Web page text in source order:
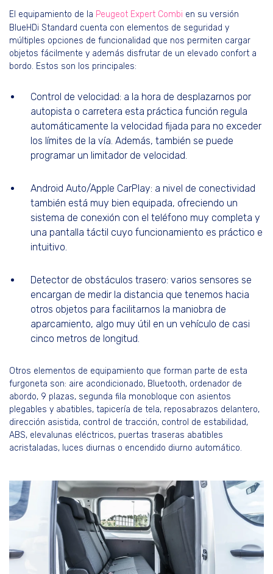
El equipamiento de la Peugeot Expert Combi en su versión
BlueHDi Standard cuenta con elementos de seguridad y
múltiples opciones de funcionalidad que nos permiten cargar
objetos fácilmente y además disfrutar de un elevado confort a
bordo. Estos son los principales:
Control de velocidad: a la hora de desplazarnos por
autopista o carretera esta práctica función regula
automáticamente la velocidad fijada para no exceder
los límites de la vía. Además, también se puede
programar un limitador de velocidad.
Android Auto/Apple CarPlay: a nivel de conectividad
también está muy bien equipada, ofreciendo un
sistema de conexión con el teléfono muy completa y
una pantalla táctil cuyo funcionamiento es práctico e
intuitivo.
Detector de obstáculos trasero: varios sensores se
encargan de medir la distancia que tenemos hacia
otros objetos para facilitarnos la maniobra de
aparcamiento, algo muy útil en un vehículo de casi
cinco metros de longitud.
Otros elementos de equipamiento que forman parte de esta
furgoneta son: aire acondicionado, Bluetooth, ordenador de
abordo, 9 plazas, segunda fila monobloque con asientos
plegables y abatibles, tapicería de tela, reposabrazos delantero,
dirección asistida, control de tracción, control de estabilidad,
ABS, elevalunas eléctricos, puertas traseras abatibles
acristaladas, luces diurnas o encendido diurno automático.